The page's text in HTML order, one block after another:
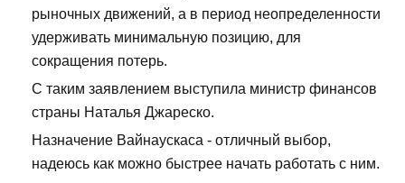
рыночных движений, а в период неопределенности
удерживать минимальную позицию, для
сокращения потерь.
С таким заявлением выступила министр финансов
страны Наталья Джареско.
Назначение Вайнаускаса - отличный выбор,
надеюсь как можно быстрее начать работать с ним.